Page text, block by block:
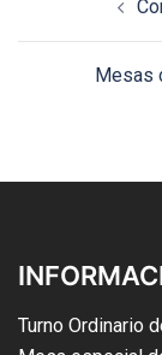
Mesas
Turno Ordinario